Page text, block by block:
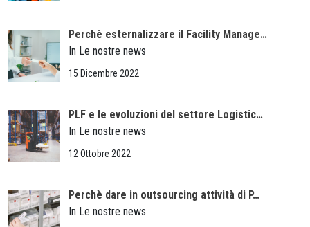
Perchè esternalizzare il Facility Manage…
In Le nostre news
15 Dicembre 2022
PLF e le evoluzioni del settore Logistic…
In Le nostre news
12 Ottobre 2022
Perchè dare in outsourcing attività di P…
In Le nostre news